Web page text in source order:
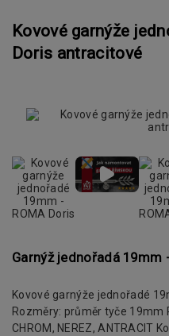
Kovové garnýže
Doris antracitové
Garnýž jednořadá 19mm
Kovové garnýže jednořadé
Rozměry: průměr tyče 19mm
CHROM, NEREZ, ANTRACIT